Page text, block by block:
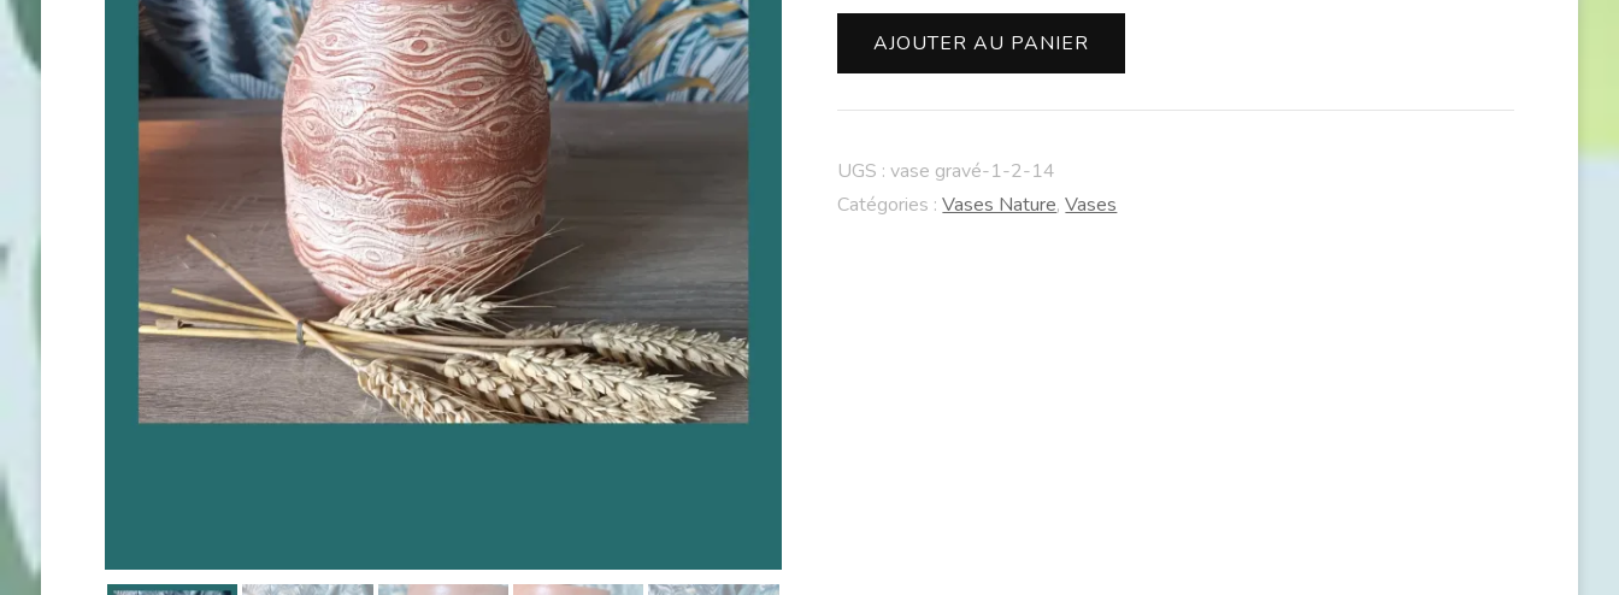
quantité
de
Vase
38
AJOUTER AU PANIER
UGS :vase gravé-1-2-14
Catégories :Vases Nature,Vases